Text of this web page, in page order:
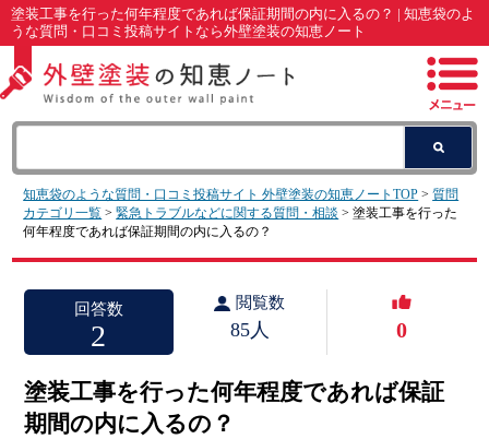
塗装工事を行った何年程度であれば保証期間の内に入るの？ | 知恵袋のよ
うな質問・口コミ投稿サイトなら外壁塗装の知恵ノート
知恵袋のような質問・口コミ投稿サイト 外壁塗装の知恵ノートTOP >質問
カテゴリ一覧 >緊急トラブルなどに関する質問・相談 > 塗装工事を行った
何年程度であれば保証期間の内に入るの？
回答数
2
閲覧数
85人 0
塗装工事を行った何年程度であれば保証
期間の内に入るの？